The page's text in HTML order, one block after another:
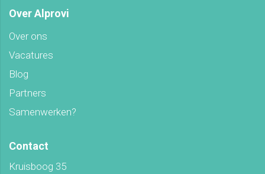
Over Alprovi
Over ons
Vacatures
Blog
Partners
Samenwerken?
Contact
Kruisboog 35